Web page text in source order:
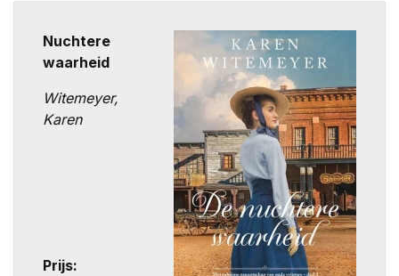
Nuchtere
waarheid
Witemeyer,
Karen
Prijs: